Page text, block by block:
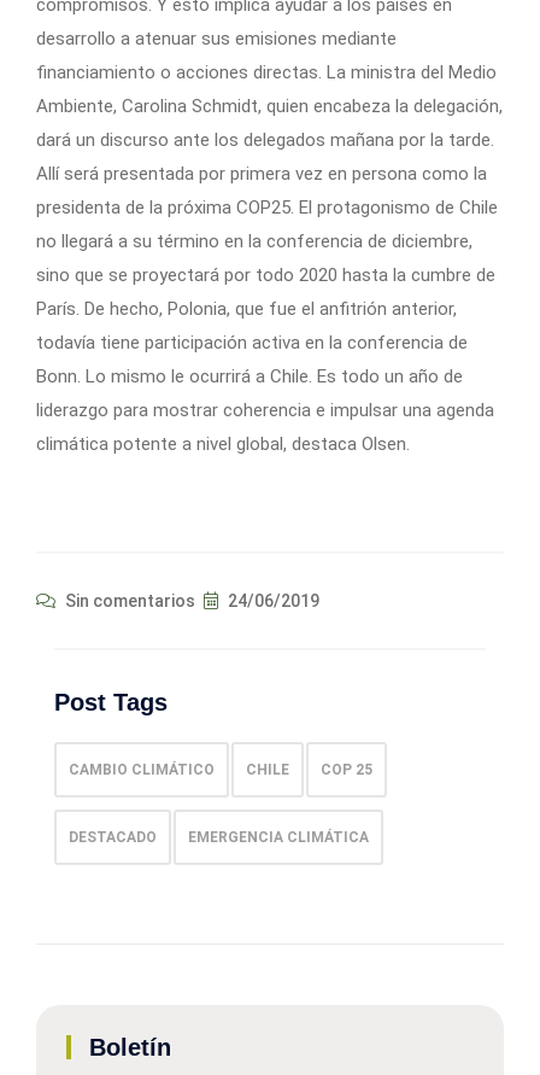
compromisos. Y esto implica ayudar a los países en
desarrollo a atenuar sus emisiones mediante
financiamiento o acciones directas. La ministra del Medio
Ambiente, Carolina Schmidt, quien encabeza la delegación,
dará un discurso ante los delegados mañana por la tarde.
Allí será presentada por primera vez en persona como la
presidenta de la próxima COP25. El protagonismo de Chile
no llegará a su término en la conferencia de diciembre,
sino que se proyectará por todo 2020 hasta la cumbre de
París. De hecho, Polonia, que fue el anfitrión anterior,
todavía tiene participación activa en la conferencia de
Bonn. Lo mismo le ocurrirá a Chile. Es todo un año de
liderazgo para mostrar coherencia e impulsar una agenda
climática potente a nivel global, destaca Olsen.
Sin comentarios 24/06/2019
Post Tags
CAMBIO CLIMÁTICO CHILE COP 25
DESTACADO EMERGENCIA CLIMÁTICA
Boletín